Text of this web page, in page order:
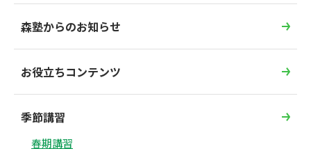
森塾からのお知らせ
お役立ちコンテンツ
季節講習
春期講習